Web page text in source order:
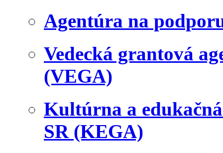
Agentúra na
Vedecká grantová
(VEGA)
Kultúrna a
SR (KEGA)